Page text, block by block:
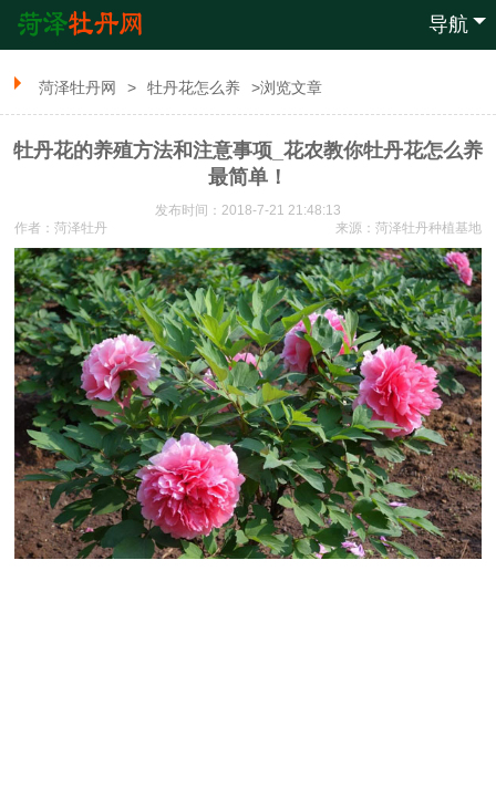
导航
菏泽牡丹网 > 牡丹花怎么养 >浏览文章
牡丹花的养殖方法和注意事项_花农教你牡丹花怎么养
最简单！
发布时间：2018-7-21 21:48:13
来源：菏泽牡丹种植基地
作者：菏泽牡丹